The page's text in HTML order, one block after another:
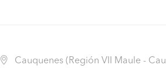
Cauquenes (Región VII Maule -